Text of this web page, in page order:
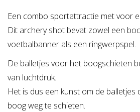
Een combo sportattractie met voor
Dit archery shot bevat zowel een
voetbalbanner als een ringwerpspel.
De balletjes voor het boogschieten
van luchtdruk.
Het is dus een kunst om de balletjes
boog weg te schieten.